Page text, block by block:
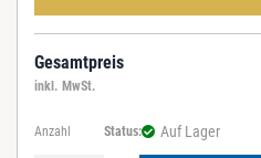
Gesamtpreis
inkl. MwSt.
Anzahl Status: Auf Lager